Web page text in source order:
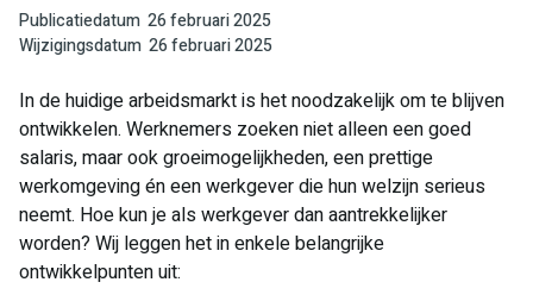
Publicatiedatum 26 februari 2025
Wijzigingsdatum 26 februari 2025
In de huidige arbeidsmarkt is het noodzakelijk om te blijven
ontwikkelen. Werknemers zoeken niet alleen een goed
salaris, maar ook groeimogelijkheden, een prettige
werkomgeving én een werkgever die hun welzijn serieus
neemt. Hoe kun je als werkgever dan aantrekkelijker
worden? Wij leggen het in enkele belangrijke
ontwikkelpunten uit: